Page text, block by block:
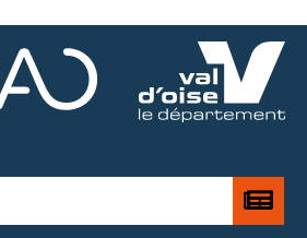
FACEBOOK
MAIL
Je